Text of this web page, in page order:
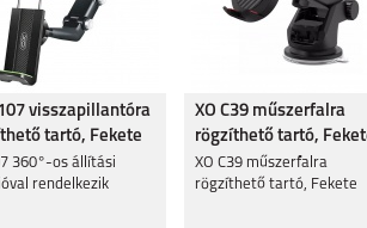
SAMSUNG GALAXY
S25
SAMSUNG GALAXY
A16 5G
visszapillantóra
tartó, Fekete
360°-os állítási
rendelkezik
XO C39 műszerfalra
rögzíthető tartó,
XO C39 műszerfalra
rögzíthető tartó, Fekete